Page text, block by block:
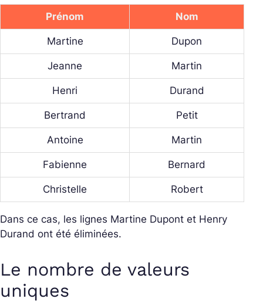
Prénom Nom
Martine Dupon
Jeanne Martin
Henri Durand
Bertrand Petit
Antoine Martin
Fabienne Bernard
Christelle Robert
Dans ce cas, les lignes Martine Dupont et Henry
Durand ont été éliminées.
Le nombre de valeurs
uniques